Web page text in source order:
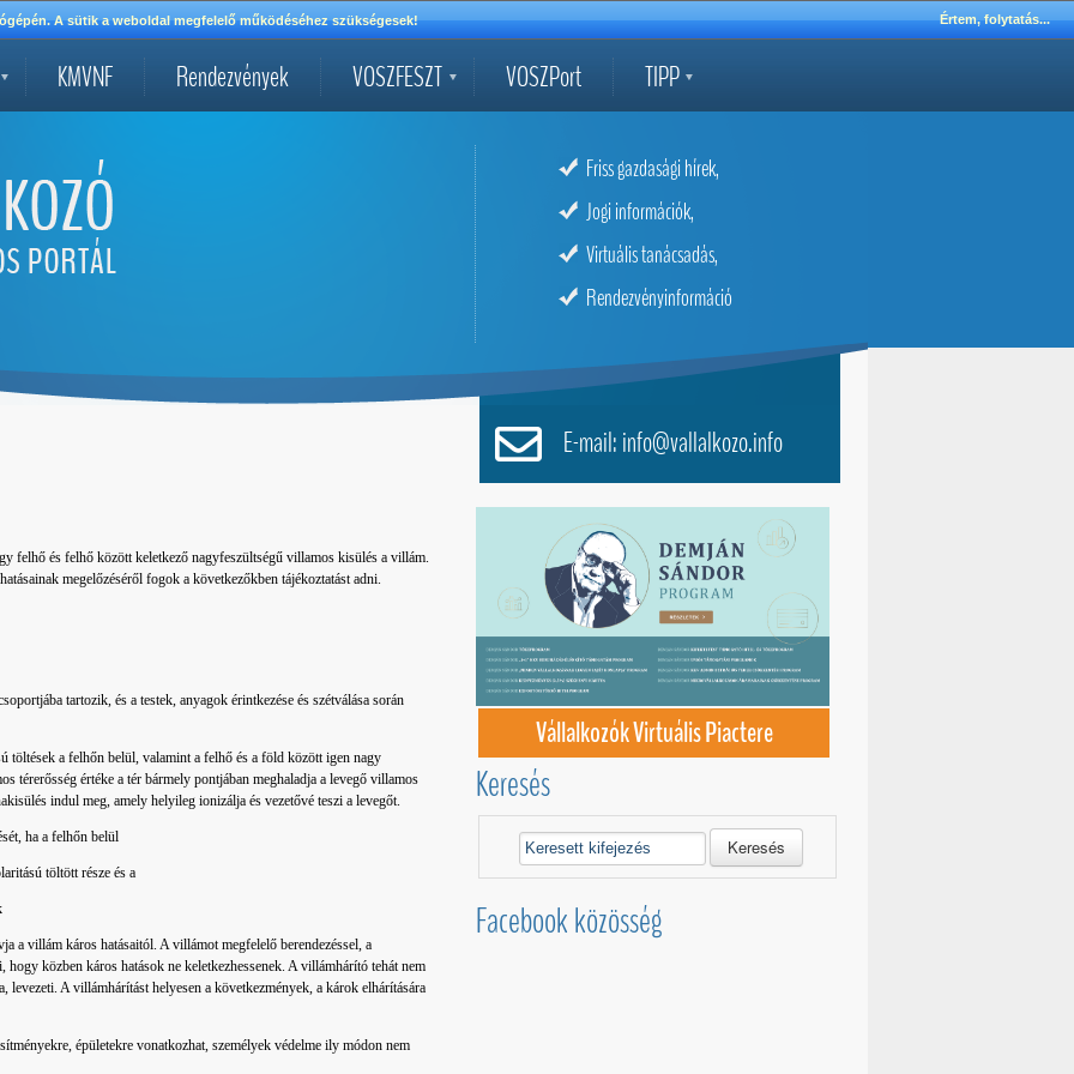
A sütik a weboldal megfelelő működéséhez szükségesek! Értem, folytatás...
KMVNF Rendezvények VOSZFESZT VOSZPort TIPP
Friss gazdasági hírek,
Jogi információk,
Virtuális tanácsadás,
Rendezvényinformáció
felhő és felhő között keletkező nagyfeszültségű villamos kisülés a villám.
megelőzéséről fogok a következőkben tájékoztatást adni.
tartozik, és a testek, anyagok érintkezése és szétválása során
a felhőn belül, valamint a felhő és a föld között igen nagy
térerősség értéke a tér bármely pontjában meghaladja a levegő villamos
indul meg, amely helyileg ionizálja és vezetővé teszi a levegőt.
ha a felhőn belül
töltött része és a
a villám káros hatásaitól. A villámot megfelelő berendezéssel, a
közben káros hatások ne keletkezhessenek. A villámhárító tehát nem
levezeti. A villámhárítást helyesen a következmények, a károk elhárítására
épületekre vonatkozhat, személyek védelme ily módon nem
E-mail: info@vallalkozo.info
Vállalkozók Virtuális Piactere
Keresés
Keresés
Facebook közösség